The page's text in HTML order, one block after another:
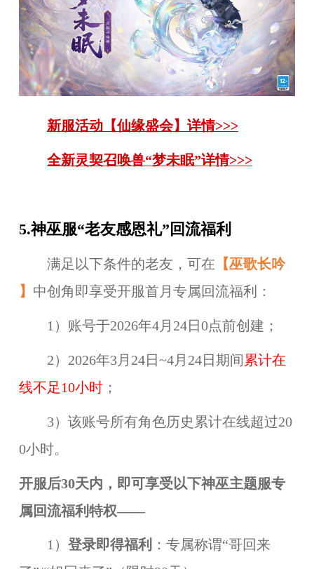
新服活动【仙缘盛会】详情>>>
全新灵契召唤兽“梦未眠”详情>>>
5.神巫服“老友感恩礼”回流福利
满足以下条件的老友，可在 【巫歌长吟
】 中创角即享受开服首月专属回流福利：
1）账号于2026年4月24日0点前创建；
2）2026年3月24日~4月24日期间 累计在
线不足10小时；
3）该账号所有角色历史累计在线超过20
0小时。
开服后30天内，即可享受以下神巫主题服专
属回流福利特权——
1） 登录即得福利
：专属称谓“哥回来